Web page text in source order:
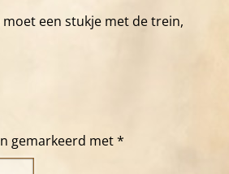
een stukje met de trein,
gemarkeerd met*